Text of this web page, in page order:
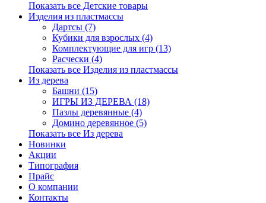
Показать все Детские товары
Изделия из пластмассы
Дартсы (7)
Кубики для взрослых (4)
Комплектующие для игр (13)
Расчески (4)
Показать все Изделия из пластмассы
Из дерева
Башни (15)
ИГРЫ ИЗ ДЕРЕВА (18)
Пазлы деревянные (4)
Домино деревянное (5)
Показать все Из дерева
Новинки
Акции
Типография
Прайс
О компании
Контакты